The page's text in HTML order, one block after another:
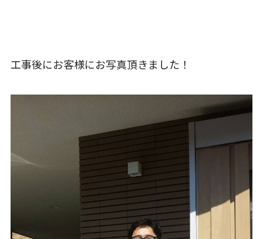
工事後にお客様にお写真頂きました！